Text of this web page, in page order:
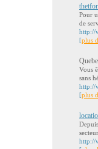
Pour
de
http://
[plus
Vous
sans
http://
[plus
http://